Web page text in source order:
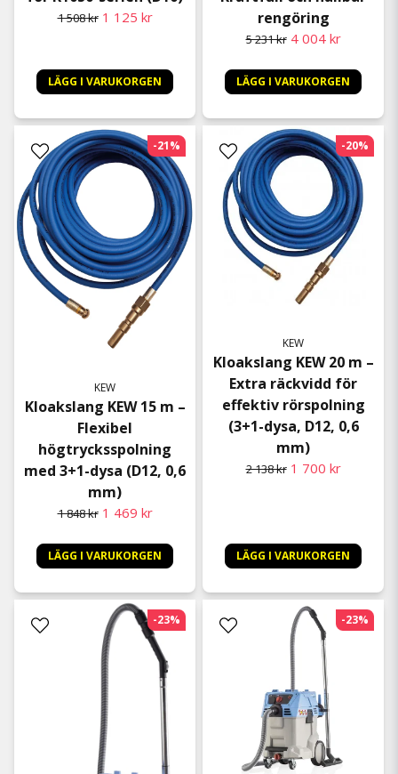
1 508 kr 1 125 kr
LÄGG I VARUKORGEN
rengöring
5 231 kr 4 004 kr
LÄGG I VARUKORGEN
KEW
Kloakslang KEW 15 m –
Flexibel
högtrycksspolning
med 3+1-dysa (D12, 0,6
mm)
1 848 kr 1 469 kr
LÄGG I VARUKORGEN
-21%
KEW
Kloakslang KEW 20 m –
Extra räckvidd för
effektiv rörspolning
(3+1-dysa, D12, 0,6
mm)
2 138 kr 1 700 kr
LÄGG I VARUKORGEN
-20%
-23% -23%